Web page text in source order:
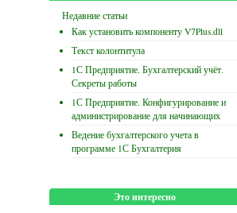
Недавние статьи
Как установить компоненту V7Plus.dll
Текст колонтитула
1С Предприятие. Бухгалтерский учёт.
Секреты работы
1С Предприятие. Конфигурирование и
администрирование для начинающих
Ведение бухгалтерского учета в
программе 1С Бухгалтерия
Это интересно